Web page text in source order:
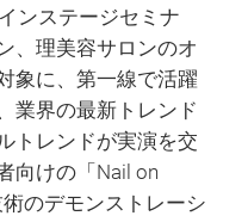
ンステージセミナ
、理美容サロンのオ
象に、第一線で活躍
業界の最新トレンド
トレンドが実演を交
向けの「Nail on
のデモンストレーシ